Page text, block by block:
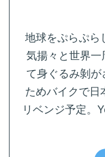
地球をぷらぷら
気揚々と世界一
て身ぐるみ剝
ためバイクで日
リベンジ予定。